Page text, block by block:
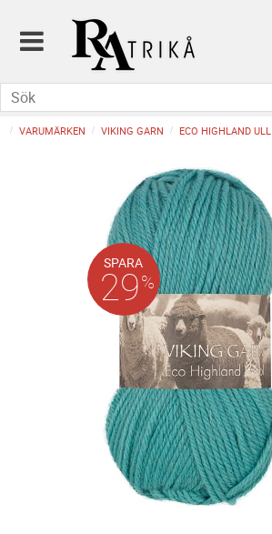
VARUMÄRKEN VIKING GARN ECO HIGHLAND ULL
SPARA
29%